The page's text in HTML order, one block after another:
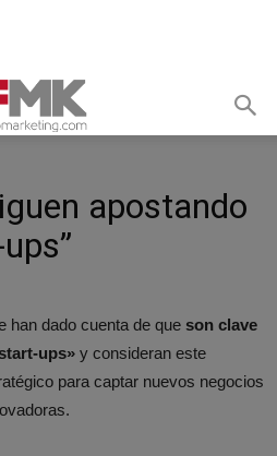
apostando
han dado cuenta de que son clave
ups» y consideran este
para captar nuevos negocios